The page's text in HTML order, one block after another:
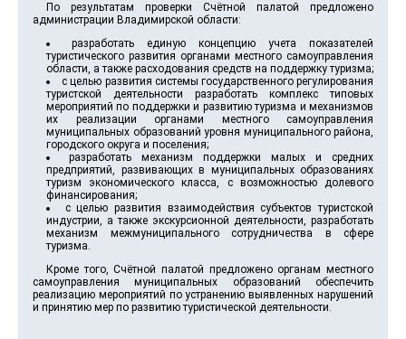
По результатам проверки Счётной палатой предложено
администрации Владимирской области:
разработать единую концепцию учета показателей
туристического развития органами местного самоуправления
области, а также расходования средств на поддержку туризма;
с целью развития системы государственного регулирования
туристской деятельности разработать комплекс типовых
мероприятий по поддержки и развитию туризма и механизмов
их реализации органами местного самоуправления
муниципальных образований уровня муниципального района,
городского округа и поселения;
разработать механизм поддержки малых и средних
предприятий, развивающих в муниципальных образованиях
туризм экономического класса, с возможностью долевого
финансирования;
с целью развития взаимодействия субъектов туристской
индустрии, а также экскурсионной деятельности, разработать
механизм межмуниципального сотрудничества в сфере
туризма.
Кроме того, Счётной палатой предложено органам местного
самоуправления муниципальных образований обеспечить
реализацию мероприятий по устранению выявленных нарушений
и принятию мер по развитию туристической деятельности.